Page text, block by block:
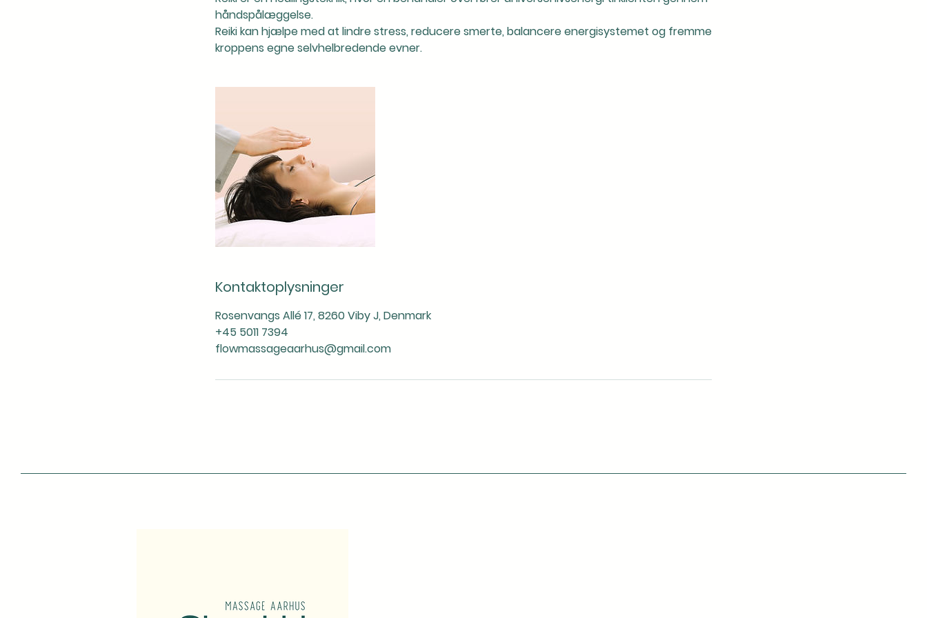
håndspålæggelse.
Reiki kan hjælpe med at lindre stress, reducere smerte, balancere energisystemet og fremme
kroppens egne selvhelbredende evner.
Kontaktoplysninger
Rosenvangs Allé 17, 8260 Viby J, Denmark
+45 5011 7394
flowmassageaarhus@gmail.com